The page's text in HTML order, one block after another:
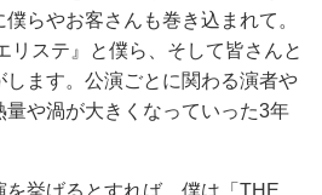
らやお客さんも巻き込まれて。
リステ』と僕ら、そして皆さんと
ます。公演ごとに関わる演者や
量や渦が大きくなっていった3年